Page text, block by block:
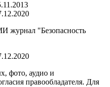
журнал "Безопасность
фото, аудио и
правообладателя. Для